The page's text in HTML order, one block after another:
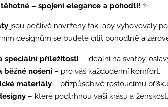
– spojení elegance a pohodlí! ✨
jsou pečlivě navrženy tak, aby vyhovovaly
designům se budete cítit pohodlně a
speciální příležitosti – ideální na svatby,
běžné nošení – pro váš každodenní komfort.
materiály – přizpůsobivé rostoucímu
– které podtrhnou vaši krásu a ženskost.